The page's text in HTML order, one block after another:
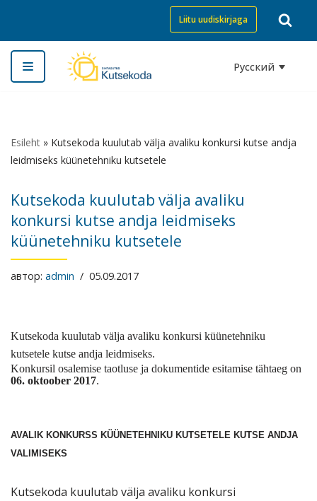
Перейти
к
содержимому
Liitu uudiskirjaga
Русский
Esileht » Kutsekoda kuulutab välja avaliku konkursi kutse andja
leidmiseks küünetehniku kutsetele
Kutsekoda kuulutab välja avaliku
konkursi kutse andja leidmiseks
küünetehniku kutsetele
автор: admin 05.09.2017
Kutsekoda kuulutab välja avaliku konkursi küünetehniku
kutsetele kutse andja leidmiseks.
Konkursil osalemise taotluse ja dokumentide esitamise tähtaeg on
06. oktoober 2017.
AVALIK KONKURSS KÜÜNETEHNIKU KUTSETELE KUTSE ANDJA
VALIMISEKS
Kutsekoda kuulutab välja avaliku konkursi